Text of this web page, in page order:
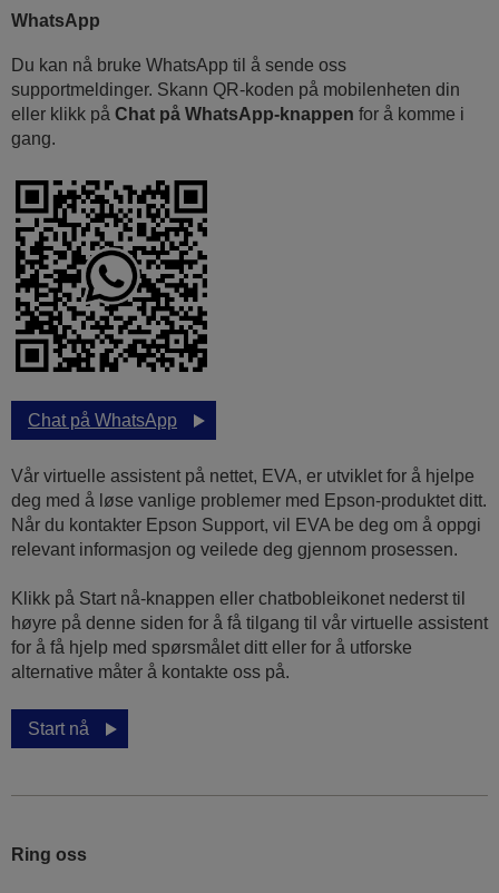
WhatsApp
Du kan nå bruke WhatsApp til å sende oss
supportmeldinger. Skann QR-koden på mobilenheten din
eller klikk på Chat på WhatsApp-knappen for å komme i
gang.
Chat på WhatsApp
Vår virtuelle assistent på nettet, EVA, er utviklet for å hjelpe
deg med å løse vanlige problemer med Epson-produktet ditt.
Når du kontakter Epson Support, vil EVA be deg om å oppgi
relevant informasjon og veilede deg gjennom prosessen.
Klikk på Start nå-knappen eller chatbobleikonet nederst til
høyre på denne siden for å få tilgang til vår virtuelle assistent
for å få hjelp med spørsmålet ditt eller for å utforske
alternative måter å kontakte oss på.
Start nå
Ring oss